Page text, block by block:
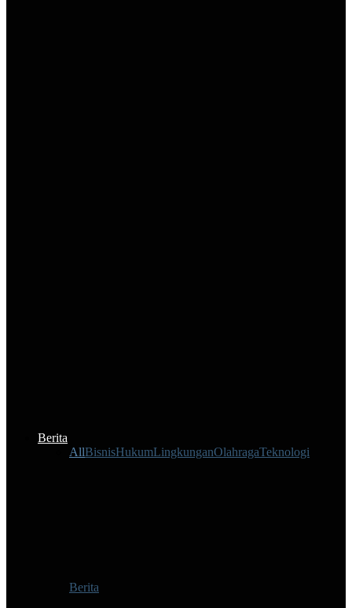
Berita
AllBisnisHukumLingkunganOlahragaTeknologi
Berita